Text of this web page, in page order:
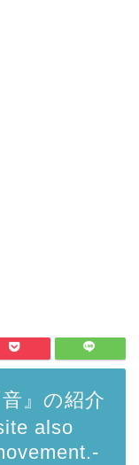
』の紹介
also